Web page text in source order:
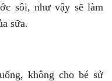
sôi, như vậy sẽ làm
sữa.
không cho bé sử